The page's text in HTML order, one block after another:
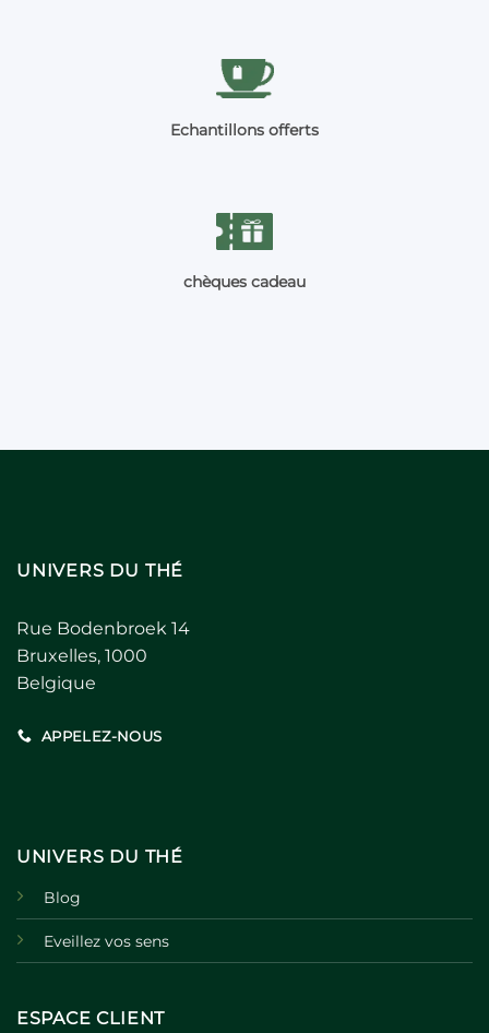
Echantillons offerts
chèques cadeau
UNIVERS DU THÉ
Rue Bodenbroek 14
Bruxelles, 1000
Belgique
APPELEZ-NOUS
UNIVERS DU THÉ
Blog
Eveillez vos sens
ESPACE CLIENT